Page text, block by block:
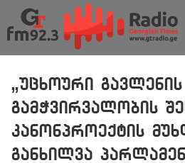
„უცხოური გავლენის
გამჭვირვალობის
კანონპროექტის
განხილვა